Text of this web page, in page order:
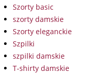
Szorty basic
szorty damskie
Szorty eleganckie
Szpilki
szpilki damskie
T-shirty damskie